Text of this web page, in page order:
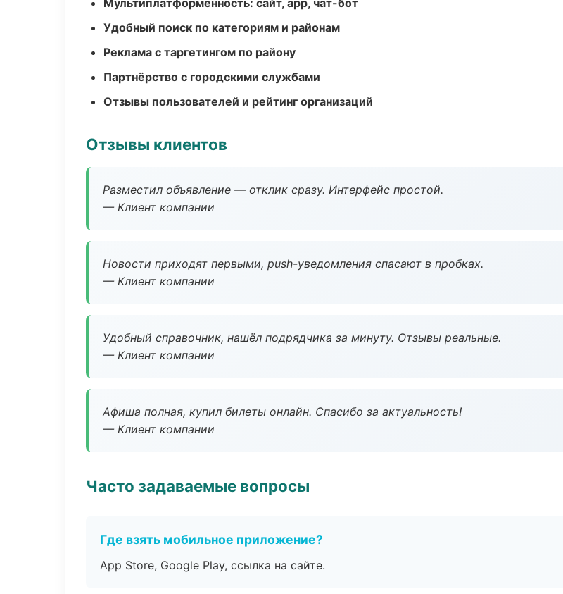
Мультиплатформенность: сайт, app, чат-бот
Удобный поиск по категориям и районам
Реклама с таргетингом по району
Партнёрство с городскими службами
Отзывы пользователей и рейтинг организаций
Отзывы клиентов
Разместил объявление — отклик сразу. Интерфейс простой.
— Клиент компании
Новости приходят первыми, push-уведомления спасают в пробках.
— Клиент компании
Удобный справочник, нашёл подрядчика за минуту. Отзывы реальные.
— Клиент компании
Афиша полная, купил билеты онлайн. Спасибо за актуальность!
— Клиент компании
Часто задаваемые вопросы
Где взять мобильное приложение?
App Store, Google Play, ссылка на сайте.